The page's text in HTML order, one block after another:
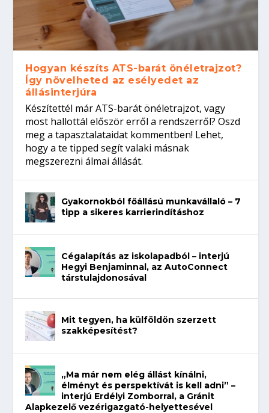
Hogyan készíts ATS-barát önéletrajzot?
Így növelheted az esélyedet az
állásinterjúra
Készítettél már ATS-barát önéletrajzot, vagy
most hallottál először erről a rendszerről? Oszd
meg a tapasztalataidat kommentben! Lehet,
hogy a te tipped segít valaki másnak
megszerezni álmai állását.
Gyakornokból főállású munkavállaló – 7
tipp a sikeres karrierindításhoz
Cégalapítás az iskolapadból – interjú
Hegyi Benjaminnal, az AutoConnect
társtulajdonosával
Mit tegyen, ha külföldön szerzett
szakképesítést?
„Ma már nem elég állást kínálni,
élményt és perspektívát is kell adni” –
interjú Erdélyi Zomborral, a Gránit
Alapkezelő vezérigazgató-helyettesével